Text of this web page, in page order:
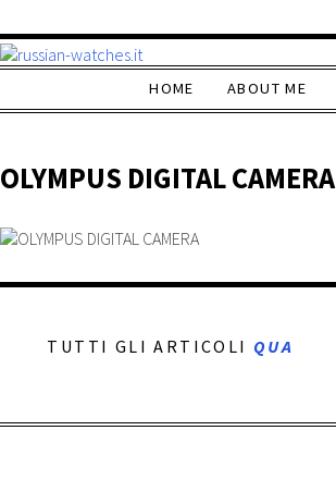
HOME ABOUT ME
OLYMPUS DIGITAL CAMERA
TUTTI GLI ARTICOLI QUA